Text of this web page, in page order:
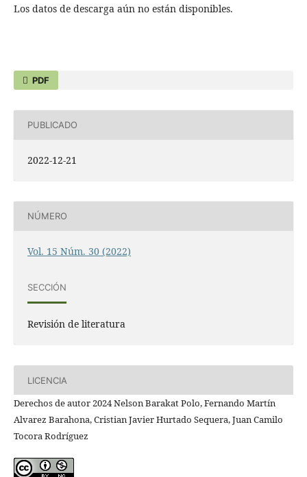
Los datos de descarga aún no están disponibles.
PDF
PUBLICADO
2022-12-21
NÚMERO
Vol. 15 Núm. 30 (2022)
SECCIÓN
Revisión de literatura
LICENCIA
Derechos de autor 2024 Nelson Barakat Polo, Fernando Martín
Alvarez Barahona, Cristian Javier Hurtado Sequera, Juan Camilo
Tocora Rodríguez